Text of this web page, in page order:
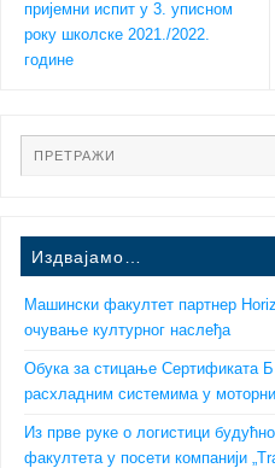
пријемни испит у 3. уписном
року школске 2021./2022.
године
Издвајамо…
Машински факултет партнер
очување културног наслеђа
Обука за стицање Сертификата
расхладним системима у
Из прве руке о логистици
факултета у посети компанији